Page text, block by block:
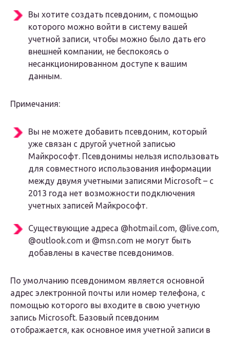
Вы хотите создать псевдоним, с помощью
которого можно войти в систему вашей
учетной записи, чтобы можно было дать его
внешней компании, не беспокоясь о
несанкционированном доступе к вашим
данным.
Примечания:
Вы не можете добавить псевдоним, который
уже связан с другой учетной записью
Майкрософт. Псевдонимы нельзя использовать
для совместного использования информации
между двумя учетными записями Microsoft – с
2013 года нет возможности подключения
учетных записей Майкрософт.
Существующие адреса @hotmail.com, @live.com,
@outlook.com и @msn.com не могут быть
добавлены в качестве псевдонимов.
По умолчанию псевдонимом является основной
адрес электронной почты или номер телефона, с
помощью которого вы входите в свою учетную
запись Microsoft. Базовый псевдоним
отображается, как основное имя учетной записи в